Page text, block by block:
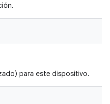
para este dispositivo.